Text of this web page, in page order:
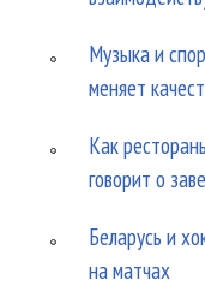
Музыка и
меняет
Как
говорит о
Беларусь и
на матчах